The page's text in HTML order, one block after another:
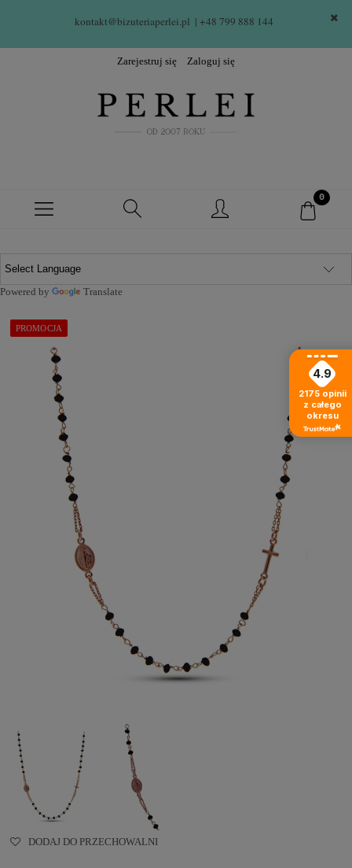
kontakt@bizuteriaperlei.pl | +48 799 888 144
Zarejestruj się Zaloguj się
Powered by Translate
PROMOCJA
DODAJ DO PRZECHOWALNI
4.9
2175 opinii
z całego
okresu